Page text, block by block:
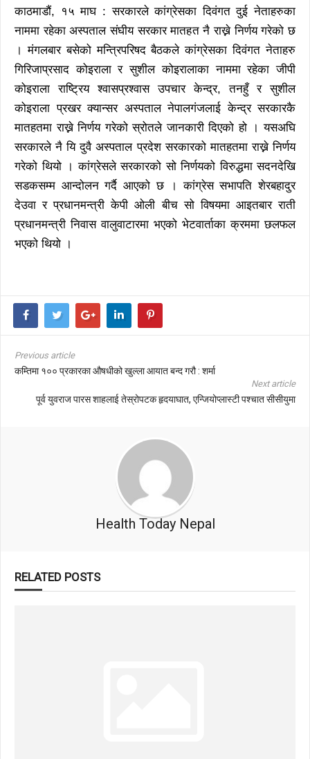
काठमाडौं, १५ माघ : सरकारले कांग्रेसका दिवंगत दुई नेताहरुका
नाममा रहेका अस्पताल संघीय सरकार मातहत नै राख्ने निर्णय गरेको छ
। मंगलबार बसेको मन्त्रिपरिषद बैठकले कांग्रेसका दिवंगत नेताहरु
गिरिजाप्रसाद कोइराला र सुशील कोइरालाका नाममा रहेका जीपी
कोइराला राष्ट्रिय श्वासप्रश्वास उपचार केन्द्र, तनहुँ र सुशील
कोइराला प्रखर क्यान्सर अस्पताल नेपालगंजलाई केन्द्र सरकारकै
मातहतमा राख्ने निर्णय गरेको स्रोतले जानकारी दिएको हो । यसअघि
सरकारले नै यि दुवै अस्पताल प्रदेश सरकारको मातहतमा राख्ने निर्णय
गरेको थियो । कांग्रेसले सरकारको सो निर्णयको विरुद्धमा सदनदेखि
सडकसम्म आन्दोलन गर्दै आएको छ । कांग्रेस सभापति शेरबहादुर
देउवा र प्रधानमन्त्री केपी ओली बीच सो विषयमा आइतबार राती
प्रधानमन्त्री निवास वालुवाटारमा भएको भेटवार्ताका क्रममा छलफल
भएको थियो ।
Previous article
कम्तिमा १०० प्रकारका औषधीको खुल्ला आयात बन्द गरौ : शर्मा
Next article
पूर्व युवराज पारस शाहलाई तेस्रोपटक हृदयाघात, एन्जियोप्लास्टी पश्चात सीसीयुमा
Health Today Nepal
RELATED POSTS